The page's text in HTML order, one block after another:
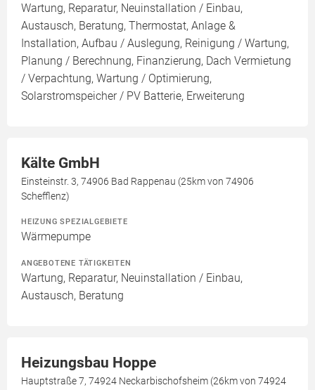
Wartung, Reparatur, Neuinstallation / Einbau,
Austausch, Beratung, Thermostat, Anlage &
Installation, Aufbau / Auslegung, Reinigung / Wartung,
Planung / Berechnung, Finanzierung, Dach Vermietung
/ Verpachtung, Wartung / Optimierung,
Solarstromspeicher / PV Batterie, Erweiterung
Kälte GmbH
Einsteinstr. 3, 74906 Bad Rappenau (25km von 74906
Schefflenz)
HEIZUNG SPEZIALGEBIETE
Wärmepumpe
ANGEBOTENE TÄTIGKEITEN
Wartung, Reparatur, Neuinstallation / Einbau,
Austausch, Beratung
Heizungsbau Hoppe
Hauptstraße 7, 74924 Neckarbischofsheim (26km von 74924